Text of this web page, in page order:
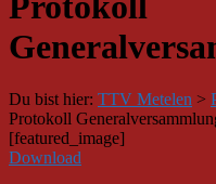
Du bist hier: TTV Metelen >
Protokoll
[featured_image]
Download